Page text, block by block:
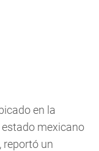
en la
estado mexicano
, reportó un